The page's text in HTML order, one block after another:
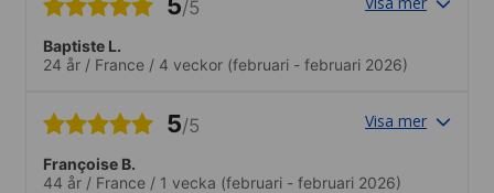
/5
Baptiste L.
24 år / France / 4 veckor (februari - februari 2026)
5/5 Visa mer
Françoise B.
44 år / France / 1 vecka (februari - februari 2026)